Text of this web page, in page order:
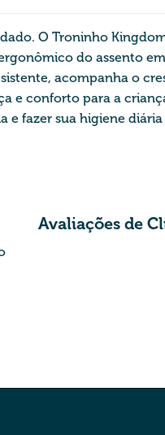
O Troninho
do assento
acompanha o
conforto para a
fazer sua higiene
Avaliações de